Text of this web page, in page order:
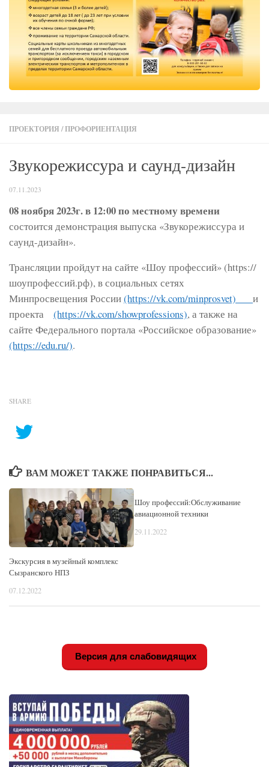
ПРОЕКТОРИЯ /ПРОФОРИЕНТАЦИЯ
Звукорежиссура и саунд-дизайн
07.11.2023
08 ноября 2023г. в 12:00 по местному времени
состоится демонстрация выпуска «Звукорежиссура и
саунд-дизайн».
Трансляции пройдут на сайте «Шоу профессий» (https://
шоупрофессий.рф), в социальных сетях
Минпросвещения России(https://vk.com/minprosvet) и
проекта (https://vk.com/showprofessions), а также на
сайте Федерального портала «Российское образование»
(https://edu.ru/).
SHARE
ВАМ МОЖЕТ ТАКЖЕ ПОНРАВИТЬСЯ...
Экскурсия в музейный комплекс
Сызранского НПЗ
07.12.2022
Шоу профессий:Обслуживание
авиационной техники
29.11.2022
Версия для слабовидящих